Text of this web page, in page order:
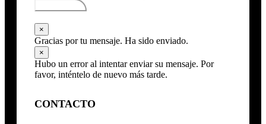
Subscribirse
×
Gracias por tu mensaje. Ha sido enviado.
×
Hubo un error al intentar enviar su mensaje. Por
favor, inténtelo de nuevo más tarde.
CONTACTO